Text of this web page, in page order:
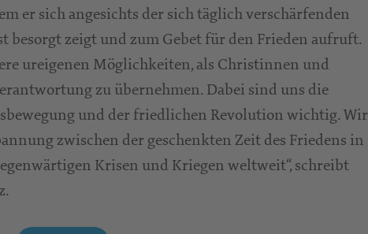
er sich angesichts der sich täglich verschärfenden
besorgt zeigt und zum Gebet für den Frieden aufruft.
ureigenen Möglichkeiten, als Christinnen und
zu übernehmen. Dabei sind uns die
und der friedlichen Revolution wichtig. Wir
zwischen der geschenkten Zeit des Friedens in
Krisen und Kriegen weltweit“, schreibt